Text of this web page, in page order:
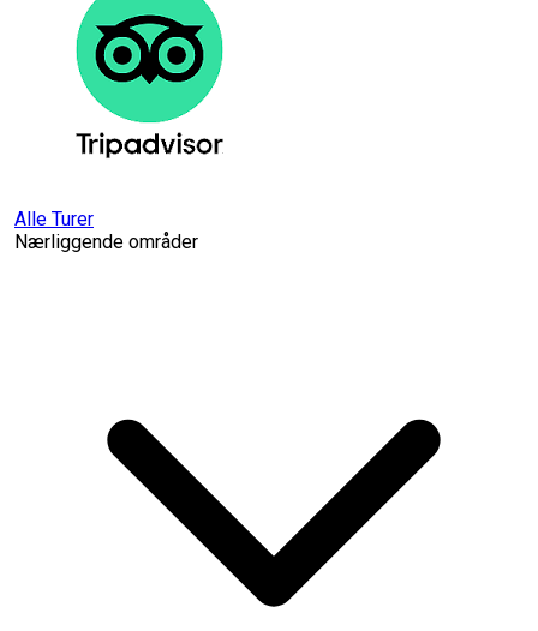
Alle Turer
Nærliggende områder